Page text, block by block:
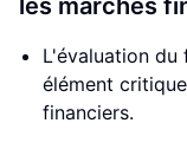
les marchés
L'évaluation du
élément
financiers.